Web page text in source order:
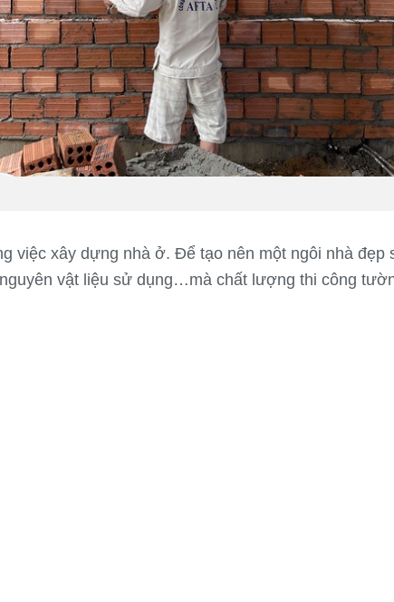
việc xây dựng nhà ở. Để tạo nên một ngôi nhà đẹp
vật liệu sử dụng…mà chất lượng thi công